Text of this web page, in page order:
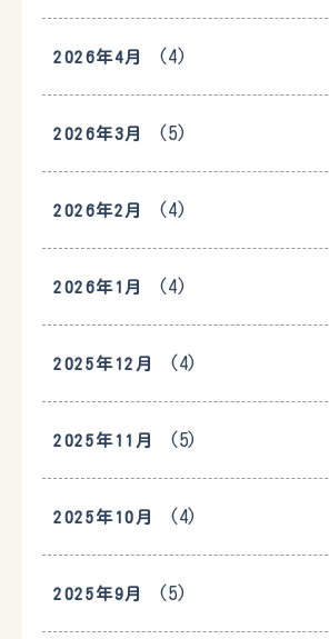
2026年4月 (4)
2026年3月 (5)
2026年2月 (4)
2026年1月 (4)
2025年12月 (4)
2025年11月 (5)
2025年10月 (4)
2025年9月 (5)